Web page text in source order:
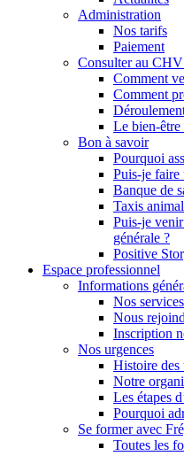
Administration
Nos tarifs
Paiement
Consulter au
Comment
Comment
Le bien-être
Bon à savoir
Pourquoi
Puis-je faire
Banque de
Taxis
Puis-je
générale ?
Positive
Espace professionnel
Informations
Nos services
Nous
Inscription
Nos urgences
Histoire des
Notre
Les étapes
Pourquoi
Se former avec
Toutes les